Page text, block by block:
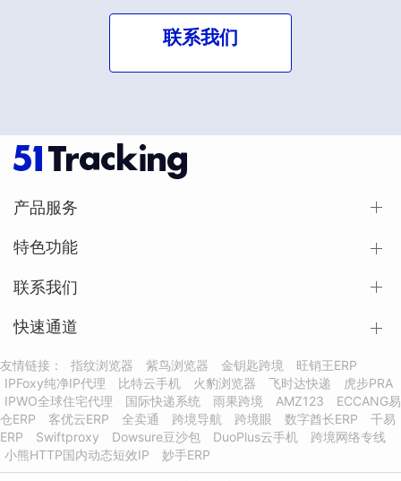
联系我们
产品服务
特色功能
联系我们
快速通道
友情链接： 指纹浏览器 紫鸟浏览器 金钥匙跨境
旺销王ERP
IPFoxy纯净IP代理
比特云手机 火豹浏览器 飞时达快递
虎步PRA
IPWO全球住宅代理
国际快递系统 雨果跨境 AMZ123
ECCANG易
仓ERP
客优云ERP 全卖通 跨境导航 跨境眼 数字酋长ERP
千易
ERP
Swiftproxy Dowsure豆沙包 DuoPlus云手机
跨境网络专线
小熊HTTP国内动态短效IP
妙手ERP